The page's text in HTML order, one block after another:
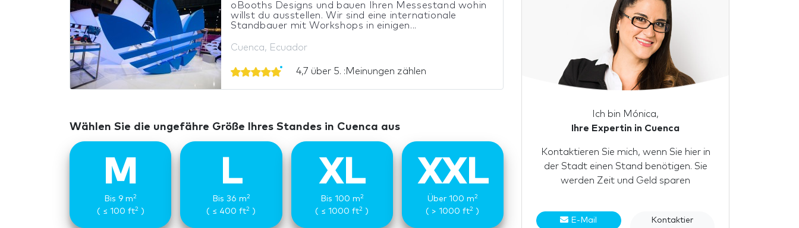
oBooths Designs und bauen Ihren Messestand wohin
willst du ausstellen. Wir sind eine internationale
Standbauer mit Workshops in einigen...
Cuenca, Ecuador
4,7 über 5. :Meinungen zählen
Wählen Sie die ungefähre Größe Ihres Standes in Cuenca aus
M
Bis 9 m2
( ≤ 100 ft2)
L
Bis 36 m2
( ≤ 400 ft2 )
XL
Bis 100 m2
( ≤ 1000 ft2 )
XXL
Über 100 m2
( > 1000 ft2 )
Ich bin Mónica,
Ihre Expertin in Cuenca
Kontaktieren Sie mich, wenn Sie hier in
der Stadt einen Stand benötigen. Sie
werden Zeit und Geld sparen
E-Mail
Kontaktier